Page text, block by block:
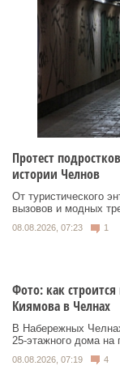
Протест
истории Челнов
От туристического
вызовов и модных
08.08.2026, 07:23 1
Фото: как
Киямова в Челнах
В Набережных
25‑этажного дома на
08.08.2026, 07:19 4